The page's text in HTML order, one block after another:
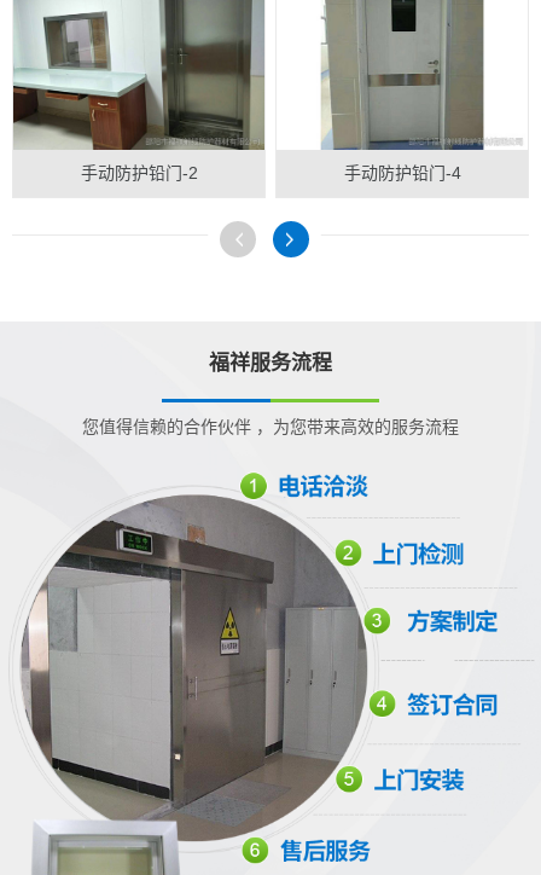
手动防护铅门-2 手动防护铅门-4
福祥服务流程
您值得信赖的合作伙伴 ，为您带来高效的服务流程